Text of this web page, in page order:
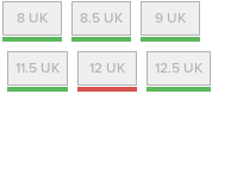
8 UK 8.5 UK 9 UK
11.5 UK 12 UK 12.5 UK